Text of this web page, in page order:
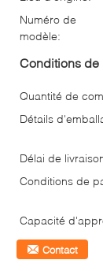
Numéro de
modèle:
Conditions de
Quantité de
Détails
Délai de
Conditions de
Capacité
Contact